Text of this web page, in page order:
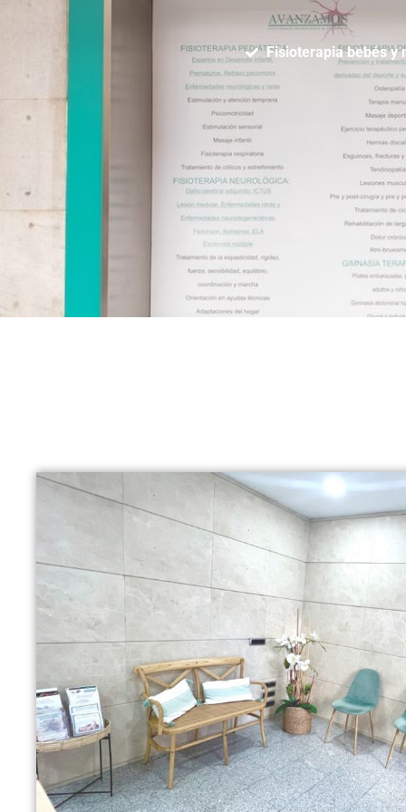
Fisioterapia bebés y